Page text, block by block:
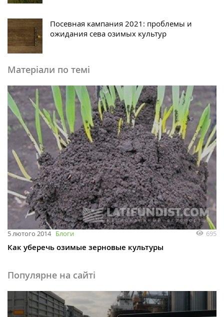
Посевная кампания 2021: проблемы и
ожидания сева озимых культур
Матеріали по темі
5 лютого 2014 Блоги 695
Как уберечь озимые зерновые культуры
Популярне на сайті